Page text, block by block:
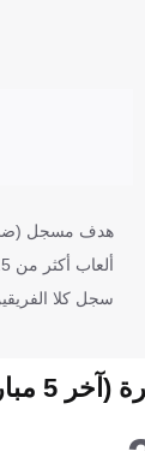
هدف مسجل
ألعاب أكثر من 2.5 هدف
سجل كلا
مباريات)